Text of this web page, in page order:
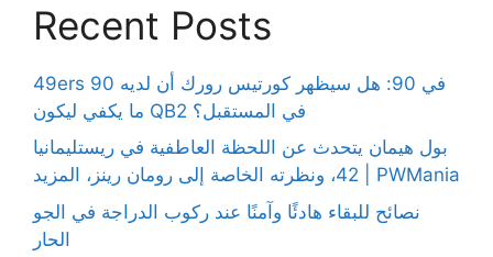
Recent Posts
49ers 90 في 90: هل سيظهر كورتيس رورك أن لديه
ما يكفي ليكون QB2 في المستقبل؟
بول هيمان يتحدث عن اللحظة العاطفية في ريستليمانيا
42، ونظرته الخاصة إلى رومان رينز، المزيد | PWMania
نصائح للبقاء هادئًا وآمنًا عند ركوب الدراجة في الجو
الحار